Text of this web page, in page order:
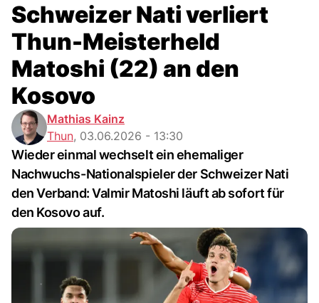
Schweizer Nati verliert
Thun-Meisterheld
Matoshi (22) an den
Kosovo
Mathias Kainz
Thun, 03.06.2026 - 13:30
Wieder einmal wechselt ein ehemaliger
Nachwuchs-Nationalspieler der Schweizer Nati
den Verband: Valmir Matoshi läuft ab sofort für
den Kosovo auf.